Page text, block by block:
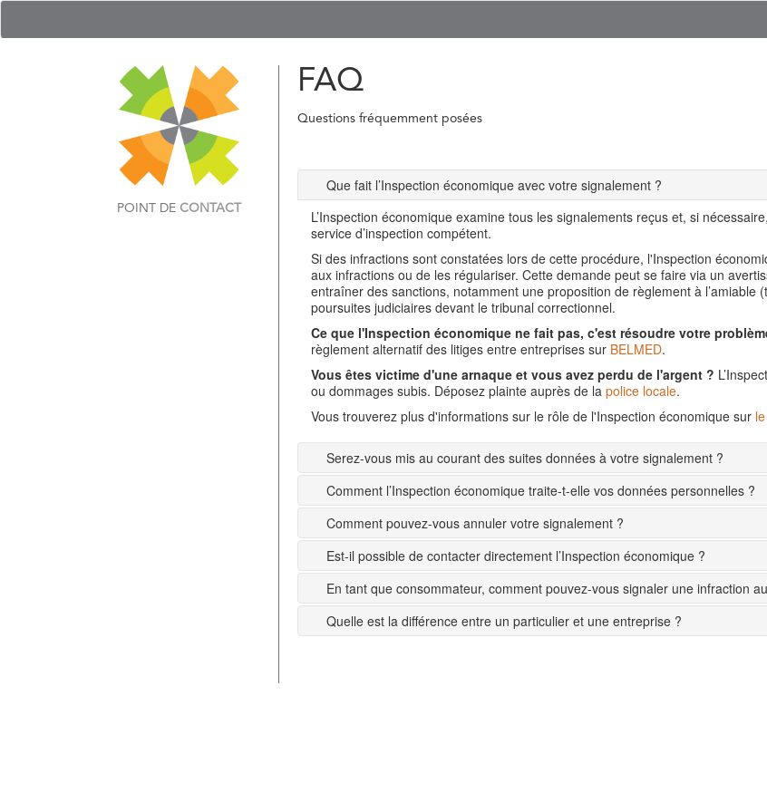
POINT DE CONTACT
FAQ
Questions fréquemment posées
Que fait l’Inspection économique avec votre signalement ?
L’Inspection économique examine tous les signalements reçus et, si
service d’inspection compétent.
Si des infractions sont constatées lors de cette procédure, l'Inspection
aux infractions ou de les régulariser. Cette demande peut se faire via un
entraîner des sanctions, notamment une proposition de règlement à
poursuites judiciaires devant le tribunal correctionnel.
Ce que l'Inspection économique ne fait pas, c'est résoudre votre
règlement alternatif des litiges entre entreprises sur BELMED.
Vous êtes victime d'une arnaque et vous avez perdu de l'argent ?
ou dommages subis. Déposez plainte auprès de la police locale.
Vous trouverez plus d'informations sur le rôle de l'Inspection économique sur
Serez-vous mis au courant des suites données à votre signalement ?
Comment l’Inspection économique traite-t-elle vos données personnelles ?
Comment pouvez-vous annuler votre signalement ?
Est-il possible de contacter directement l’Inspection économique ?
En tant que consommateur, comment pouvez-vous signaler une infraction
Quelle est la différence entre un particulier et une entreprise ?